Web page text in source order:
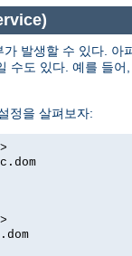
발생할 수 있다.
수도 있다. 예를 들어,
정을 살펴보자: